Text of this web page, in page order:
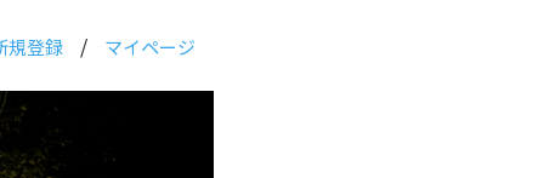
規登録 / マイページ